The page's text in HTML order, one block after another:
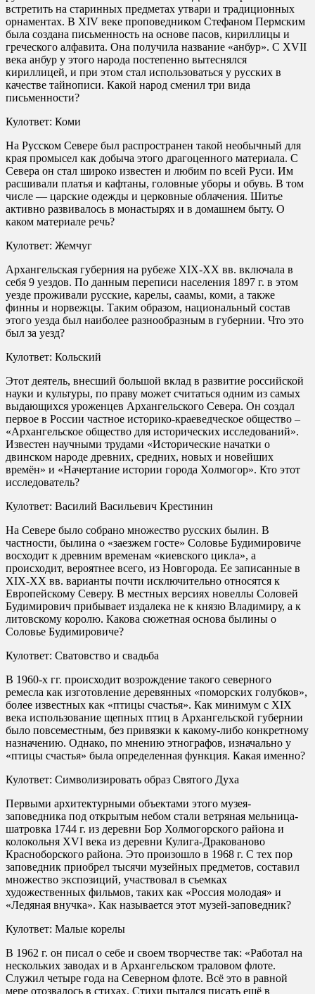
встретить на старинных предметах утвари и традиционных
орнаментах. В XIV веке проповедником Стефаном Пермским
была создана письменность на основе пасов, кириллицы и
греческого алфавита. Она получила название «анбур». С XVII
века анбур у этого народа постепенно вытеснялся
кириллицей, и при этом стал использоваться у русских в
качестве тайнописи. Какой народ сменил три вида
письменности?
Кулответ: Коми
На Русском Севере был распространен такой необычный для
края промысел как добыча этого драгоценного материала. С
Севера он стал широко известен и любим по всей Руси. Им
расшивали платья и кафтаны, головные уборы и обувь. В том
числе — царские одежды и церковные облачения. Шитье
активно развивалось в монастырях и в домашнем быту. О
каком материале речь?
Кулответ: Жемчуг
Архангельская губерния на рубеже XIX-XX вв. включала в
себя 9 уездов. По данным переписи населения 1897 г. в этом
уезде проживали русские, карелы, саамы, коми, а также
финны и норвежцы. Таким образом, национальный состав
этого уезда был наиболее разнообразным в губернии. Что это
был за уезд?
Кулответ: Кольский
Этот деятель, внесший большой вклад в развитие российской
науки и культуры, по праву может считаться одним из самых
выдающихся уроженцев Архангельского Севера. Он создал
первое в России частное историко-краеведческое общество –
«Архангельское общество для исторических исследований».
Известен научными трудами «Исторические начатки о
двинском народе древних, средних, новых и новейших
времён» и «Начертание истории города Холмогор». Кто этот
исследователь?
Кулответ: Василий Васильевич Крестинин
На Севере было собрано множество русских былин. В
частности, былина о «заезжем госте» Соловье Будимировиче
восходит к древним временам «киевского цикла», а
происходит, вероятнее всего, из Новгорода. Ее записанные в
XIX-XX вв. варианты почти исключительно относятся к
Европейскому Северу. В местных версиях новеллы Соловей
Будимирович прибывает издалека не к князю Владимиру, а к
литовскому королю. Какова сюжетная основа былины о
Соловье Будимировиче?
Кулответ: Сватовство и свадьба
В 1960-х гг. происходит возрождение такого северного
ремесла как изготовление деревянных «поморских голубков»,
более известных как «птицы счастья». Как минимум с XIX
века использование щепных птиц в Архангельской губернии
было повсеместным, без привязки к какому-либо конкретному
назначению. Однако, по мнению этнографов, изначально у
«птицы счастья» была определенная функция. Какая именно?
Кулответ: Символизировать образ Святого Духа
Первыми архитектурными объектами этого музея-
заповедника под открытым небом стали ветряная мельница-
шатровка 1744 г. из деревни Бор Холмогорского района и
колокольня XVI века из деревни Кулига-Дракованово
Красноборского района. Это произошло в 1968 г. С тех пор
заповедник приобрел тысячи музейных предметов, составил
множество экспозиций, участвовал в съемках
художественных фильмов, таких как «Россия молодая» и
«Ледяная внучка». Как называется этот музей-заповедник?
Кулответ: Малые корелы
В 1962 г. он писал о себе и своем творчестве так: «Работал на
нескольких заводах и в Архангельском траловом флоте.
Служил четыре года на Северном флоте. Всё это в равной
мере отозвалось в стихах. Стихи пытался писать ещё в